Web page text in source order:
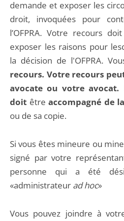
demande et exposer les
droit, invoquées pour
l’OFPRA. Votre recours
exposer les raisons pour
la décision de l'OFPRA.
recours. Votre recours
avocate ou votre avocat.
doit êtreaccompagné de
ou de sa copie.
Si vous êtes mineure ou
signé par votre
personne qui a été
«administrateur ad hoc»
Vous pouvez joindre à